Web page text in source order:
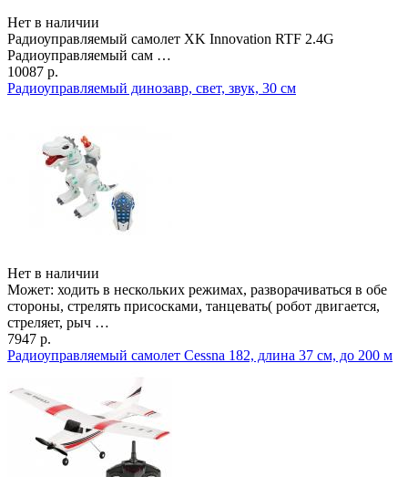
Нет в наличии
Радиоуправляемый самолет XK Innovation RTF 2.4G
Радиоуправляемый сам …
10087 р.
Радиоуправляемый динозавр, свет, звук, 30 см
Нет в наличии
Может: ходить в нескольких режимах, разворачиваться в обе
стороны, стрелять присосками, танцевать( робот двигается,
стреляет, рыч …
7947 р.
Радиоуправляемый самолет Cessna 182, длина 37 см, до 200 м